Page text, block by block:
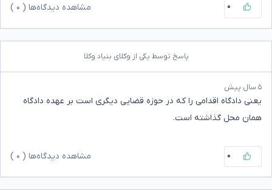
۰ مشاهده دیدگاه‌ها ( ۰
پاسخ توسط یکی از وکلای بنیاد وکلا
۵ سال پیش
یعنی دادگاه اقدامی را که در حوزه قضایی دیگری است بر عهده دادگاه
همان محل گذاشته است.
۰ مشاهده دیدگاه‌ها ( ۰